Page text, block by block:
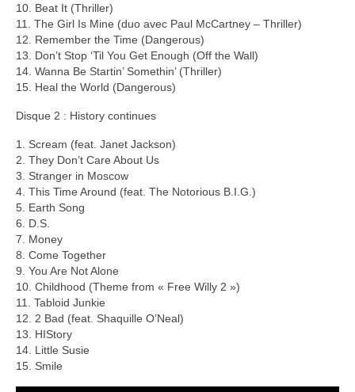
10. Beat It (Thriller)
11. The Girl Is Mine (duo avec Paul McCartney – Thriller)
12. Remember the Time (Dangerous)
13. Don’t Stop ‘Til You Get Enough (Off the Wall)
14. Wanna Be Startin’ Somethin’ (Thriller)
15. Heal the World (Dangerous)
Disque 2 : History continues
1. Scream (feat. Janet Jackson)
2. They Don’t Care About Us
3. Stranger in Moscow
4. This Time Around (feat. The Notorious B.I.G.)
5. Earth Song
6. D.S.
7. Money
8. Come Together
9. You Are Not Alone
10. Childhood (Theme from « Free Willy 2 »)
11. Tabloid Junkie
12. 2 Bad (feat. Shaquille O’Neal)
13. HIStory
14. Little Susie
15. Smile